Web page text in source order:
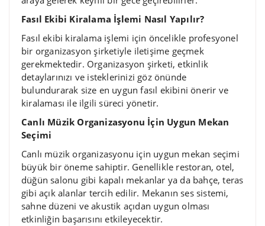
Fasıl Ekibi Kiralama İşlemi Nasıl Yapılır?
Fasıl ekibi kiralama işlemi için öncelikle profesyonel
bir organizasyon şirketiyle iletişime geçmek
gerekmektedir. Organizasyon şirketi, etkinlik
detaylarınızı ve isteklerinizi göz önünde
bulundurarak size en uygun fasıl ekibini önerir ve
kiralaması ile ilgili süreci yönetir.
Canlı Müzik Organizasyonu İçin Uygun Mekan
Seçimi
Canlı müzik organizasyonu için uygun mekan seçimi
büyük bir öneme sahiptir. Genellikle restoran, otel,
düğün salonu gibi kapalı mekanlar ya da bahçe, teras
gibi açık alanlar tercih edilir. Mekanın ses sistemi,
sahne düzeni ve akustik açıdan uygun olması
etkinliğin başarısını etkileyecektir.